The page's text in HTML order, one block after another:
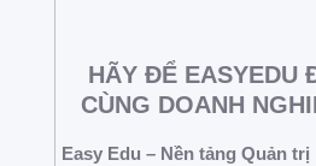
HÃY ĐỂ EASYEDU
CÙNG DOANH
Easy Edu – Nền tảng Quản